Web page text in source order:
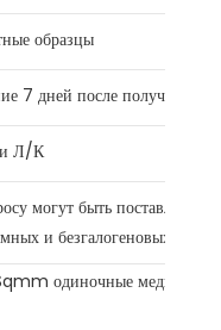
образцы
7 дней после получения
Л/К
могут быть поставлены
и безгалогеновых, а